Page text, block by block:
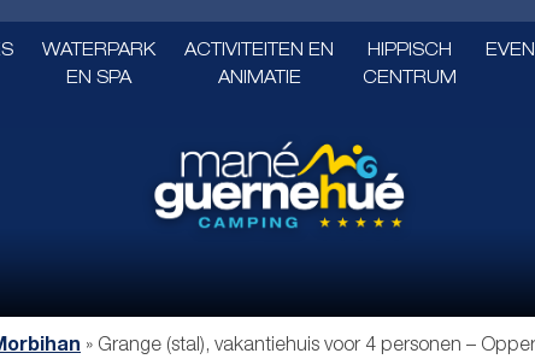
WATERPARK
EN SPA
ACTIVITEITEN EN
ANIMATIE
HIPPISCH
CENTRUM
» Grange (stal), vakantiehuis voor 4 personen –